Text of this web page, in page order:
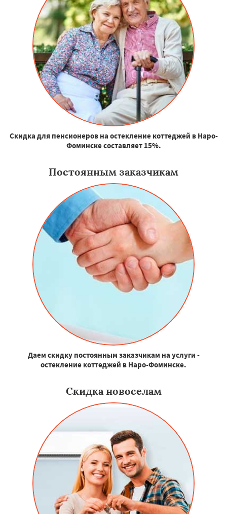
Скидка для пенсионеров на остекление коттеджей в Наро-
Фоминске составляет 15%.
Постоянным заказчикам
Даем скидку постоянным заказчикам на услуги -
остекление коттеджей в Наро-Фоминске.
Скидка новоселам